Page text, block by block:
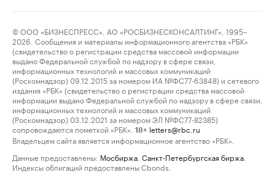
© ООО «БИЗНЕСПРЕСС», АО «РОСБИЗНЕСКОНСАЛТИНГ», 1995–
2026. Сообщения и материалы информационного агентства «РБК»
(свидетельство о регистрации средства массовой информации
выдано Федеральной службой по надзору в сфере связи,
информационных технологий и массовых коммуникаций
(Роскомнадзор) 09.12.2015 за номером ИА №ФС77-63848) и сетевого
издания «РБК» (свидетельство о регистрации средства массовой
информации выдано Федеральной службой по надзору в сфере связи,
информационных технологий и массовых коммуникаций
(Роскомнадзор) 03.12.2021 за номером ЭЛ №ФС77-82385)
сопровождаются пометкой «РБК».
18+ letters@rbc.ru
Владельцем сайта является информационное агентство «РБК».
Данные предоставлены: Мосбиржа Санкт-Петербургская биржа
Индексы облигаций предоставлены Cbonds.